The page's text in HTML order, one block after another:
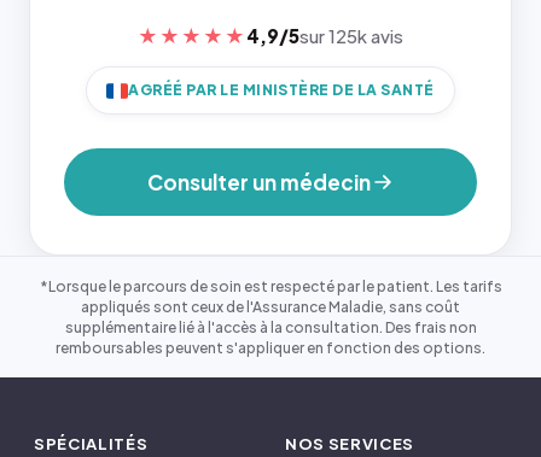
★★★★★ 4,9/5sur 125k avis
AGRÉÉ PAR LE MINISTÈRE DE LA SANTÉ
Consulter un médecin
*Lorsque le parcours de soin est respecté par le patient. Les tarifs
appliqués sont ceux de l'Assurance Maladie, sans coût
supplémentaire lié à l'accès à la consultation. Des frais non
remboursables peuvent s'appliquer en fonction des options.
SPÉCIALITÉS NOS SERVICES